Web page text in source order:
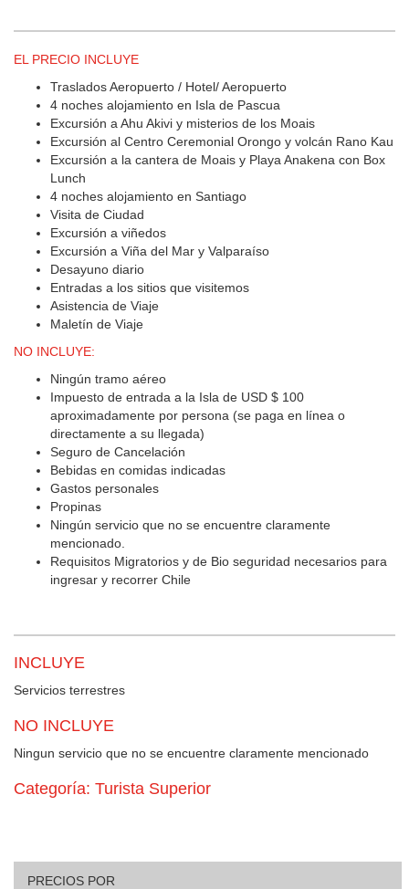
EL PRECIO INCLUYE
Traslados Aeropuerto / Hotel/ Aeropuerto
4 noches alojamiento en Isla de Pascua
Excursión a Ahu Akivi y misterios de los Moais
Excursión al Centro Ceremonial Orongo y volcán Rano Kau
Excursión a la cantera de Moais y Playa Anakena con Box
Lunch
4 noches alojamiento en Santiago
Visita de Ciudad
Excursión a viñedos
Excursión a Viña del Mar y Valparaíso
Desayuno diario
Entradas a los sitios que visitemos
Asistencia de Viaje
Maletín de Viaje
NO INCLUYE:
Ningún tramo aéreo
Impuesto de entrada a la Isla de USD $ 100
aproximadamente por persona (se paga en línea o
directamente a su llegada)
Seguro de Cancelación
Bebidas en comidas indicadas
Gastos personales
Propinas
Ningún servicio que no se encuentre claramente
mencionado.
Requisitos Migratorios y de Bio seguridad necesarios para
ingresar y recorrer Chile
INCLUYE
Servicios terrestres
NO INCLUYE
Ningun servicio que no se encuentre claramente mencionado
Categoría: Turista Superior
PRECIOS POR